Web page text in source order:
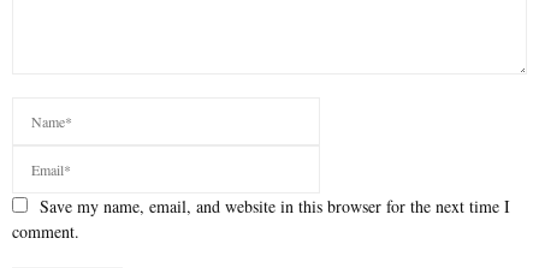
Save my name, email, and website in this browser for the next time I
comment.